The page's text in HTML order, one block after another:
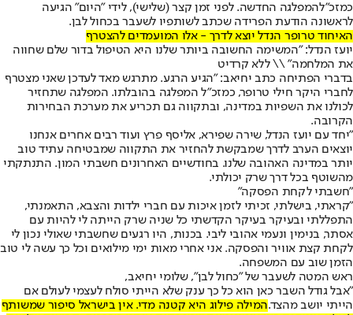
כמזכ"להמפלגה החדשה. לפני זמן קצר (שלישי), לידי "היום" הגיעה
לראשונה הודעת הפרידה שכתב לשותפיו לשעבר בכחול לבן.
האיחוד טרופר הנדל יוצא לדרך - אלו המועמדים להצטרף
יועז הנדל: "המשימה החשובה ביותר שלנו היא הטיפול בדור שלם שחווה
את המלחמה" \\ ללא קרדיט
בדברי הפתיחה כתב יחיאב: "הגיע הרגע. מתרגש מאד לעדכן שאני מצטרף
לחברי היקר חילי טרופר, כמזכ"ל המפלגה בהובלתו. המפלגה שתחזיר
לכולנו את השפיות במדינה, ובתקווה גם תכריע את מערכת הבחירות
הקרובה.
"יחד עם יועז הנדל, שירה שפירא, אליסף פרץ ועוד רבים אחרים אנחנו
יוצאים הערב לדרך שמבקשת להחזיר את התקווה שמבטיחה עתיד טוב
יותר במדינה האהובה שלנו. בחודשיים האחרונים חשבתי המון. התנתקתי
מהשוטף בכל דרך שרק יכולתי.
"חשבתי לקחת הפסקה"
"קראתי, בישלתי, זכיתי לזמן איכות עם חברי ילדות והצבא, התאמנתי,
התפללתי ובעיקר בעיקר הקדשתי כל שניה שרק הייתה לי להיות עם
אסתר, בנימין ונעמי אהובי ליבי. בכנות, היו רגעים שחשבתי שאולי נכון לי
לקחת קצת אוויר והפסקה. אני אחרי מאות ימי מילואים וכל כך עשה לי טוב
הזמן שוב עם המשפחה.
ראש המטה לשעבר של "כחול לבן", שלומי יחיאב,
"אבל גודל השבר כאן הוא כל כך ענק שלא הייתי סולח לעצמי לעולם אם
הייתי יושב מהצד.המילה פילוג היא קטנה מדי. אין בישראל סיפור שמשותף